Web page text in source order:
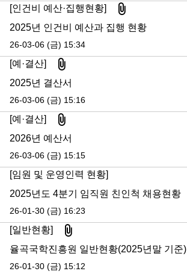
[인건비 예산·집행현황] 첨부파일
2025년 인건비 예산과 집행 현황
26-03-06 (금) 15:34
[예·결산] 첨부파일
2025년 결산서
26-03-06 (금) 15:16
[예·결산] 첨부파일
2026년 예산서
26-03-06 (금) 15:15
[임원 및 운영인력 현황]
2025년도 4분기 임직원 친인척 채용현황
26-01-30 (금) 16:23
[일반현황] 첨부파일
율곡국학진흥원 일반현황(2025년말 기준)
26-01-30 (금) 15:12